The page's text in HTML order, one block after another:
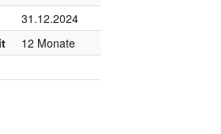
31.12.2024
12 Monate